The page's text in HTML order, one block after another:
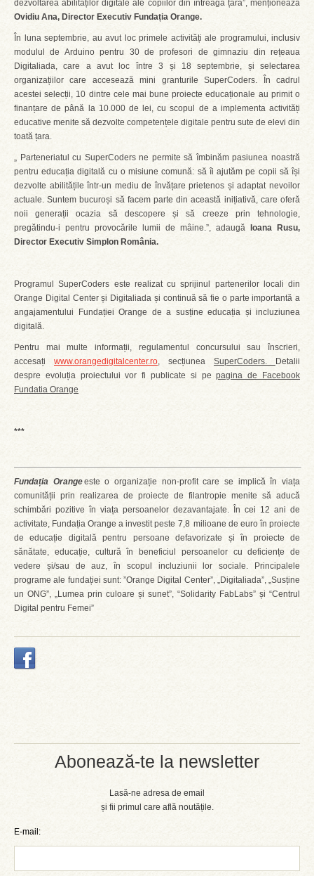
Abonează-te la newsletter
Lasă-ne adresa de email
și fii primul care află noutățile.
E-mail:
dezvoltarea abilităților digitale ale copiilor din întreaga țară”, menționează
Ovidiu Ana, Director Executiv Fundația Orange.
În luna septembrie, au avut loc primele activități ale programului, inclusiv
modulul de Arduino pentru 30 de profesori de gimnaziu din rețeaua
Digitaliada, care a avut loc între 3 și 18 septembrie, și selectarea
organizațiilor care accesează mini granturile SuperCoders. În cadrul
acestei selecții, 10 dintre cele mai bune proiecte educaționale au primit o
finanțare de până la 10.000 de lei, cu scopul de a implementa activități
educative menite să dezvolte competențele digitale pentru sute de elevi din
toată țara.
„ Parteneriatul cu SuperCoders ne permite să îmbinăm pasiunea noastră
pentru educația digitală cu o misiune comună: să îi ajutăm pe copii să își
dezvolte abilitățile într-un mediu de învățare prietenos și adaptat nevoilor
actuale. Suntem bucuroși să facem parte din această inițiativă, care oferă
noii generații ocazia să descopere și să creeze prin tehnologie,
pregătindu-i pentru provocările lumii de mâine.”, adaugă
Ioana Rusu,
Director Executiv Simplon România.
Programul SuperCoders este realizat cu sprijinul partenerilor locali din
Orange Digital Center și Digitaliada și continuă să fie o parte importantă a
angajamentului Fundației Orange de a susține educația și incluziunea
digitală.
Pentru mai multe informații, regulamentul concursului sau înscrieri,
accesați www.orangedigitalcenter.ro, secțiunea SuperCoders.
Detalii
despre evoluția proiectului vor fi publicate si pepagina de Facebook
Fundatia Orange
***
Fundația Orangeeste o organizație non-profit care se implică în viața
comunității prin realizarea de proiecte de filantropie menite să aducă
schimbări pozitive în viața persoanelor dezavantajate. În cei 12 ani de
activitate, Fundația Orange a investit peste 7,8 milioane de euro în proiecte
de educație digitală pentru persoane defavorizate și în proiecte de
sănătate, educație, cultură în beneficiul persoanelor cu deficiențe de
vedere și/sau de auz, în scopul incluziunii lor sociale. Principalele
programe ale fundației sunt: ”Orange Digital Center”, „Digitaliada”, „Susține
un ONG”, „Lumea prin culoare și sunet”, “Solidarity FabLabs” și “Centrul
Digital pentru Femei”